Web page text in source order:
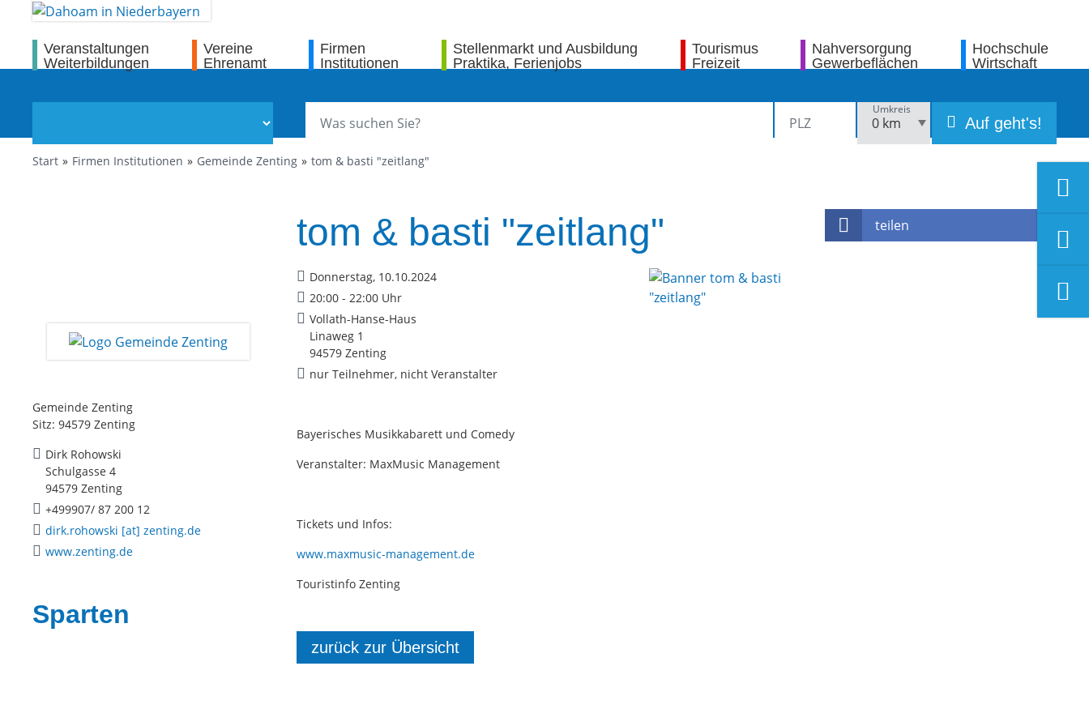
Veranstaltungen
Weiterbildungen
Vereine
Ehrenamt
Firmen
Institutionen
Stellenmarkt und Ausbildung
Praktika, Ferienjobs
Tourismus
Freizeit
Nahversorgung
Gewerbeflächen
Hochschule
Wirtschaft
Umkreis
Auf geht's!
Start Firmen Institutionen Gemeinde Zenting tom & basti "zeitlang"
Gemeinde Zenting
Sitz: 94579 Zenting
Dirk Rohowski
Schulgasse 4
94579 Zenting
+499907/ 87 200 12
dirk.rohowski [at] zenting.de
www.zenting.de
Sparten
tom & basti "zeitlang"
Donnerstag, 10.10.2024
20:00 - 22:00 Uhr
Vollath-Hanse-Haus
Linaweg 1
94579 Zenting
nur Teilnehmer, nicht Veranstalter
Bayerisches Musikkabarett und Comedy
Veranstalter: MaxMusic Management
Tickets und Infos:
www.maxmusic-management.de
Touristinfo Zenting
zurück zur Übersicht
teilen